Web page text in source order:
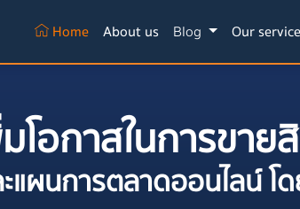
Home(current)
About us Blog Our
มโอกาสในการข
แผนการตลาดออนไลน์